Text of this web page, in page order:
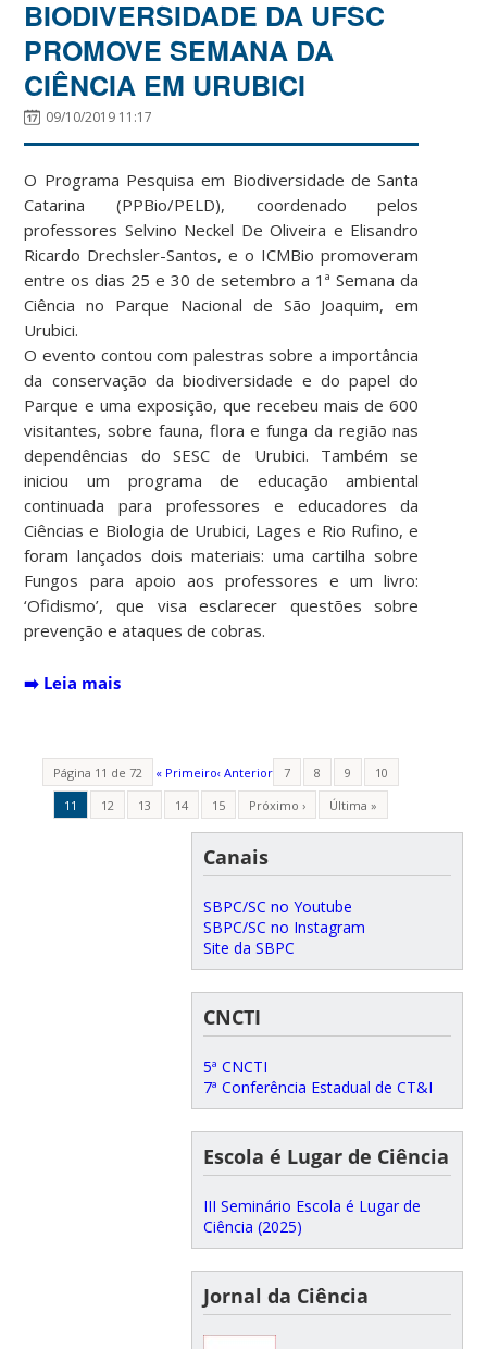
BIODIVERSIDADE DA UFSC
PROMOVE SEMANA DA
CIÊNCIA EM URUBICI
09/10/2019 11:17
O Programa Pesquisa em Biodiversidade de Santa
Catarina (PPBio/PELD), coordenado pelos
professores Selvino Neckel De Oliveira e Elisandro
Ricardo Drechsler-Santos, e o ICMBio promoveram
entre os dias 25 e 30 de setembro a 1ª Semana da
Ciência no Parque Nacional de São Joaquim, em
Urubici.
O evento contou com palestras sobre a importância
da conservação da biodiversidade e do papel do
Parque e uma exposição, que recebeu mais de 600
visitantes, sobre fauna, flora e funga da região nas
dependências do SESC de Urubici. Também se
iniciou um programa de educação ambiental
continuada para professores e educadores da
Ciências e Biologia de Urubici, Lages e Rio Rufino, e
foram lançados dois materiais: uma cartilha sobre
Fungos para apoio aos professores e um livro:
‘Ofidismo’, que visa esclarecer questões sobre
prevenção e ataques de cobras.
➡️ Leia mais
Página 11 de 72 « Primeiro‹ Anterior 7 8 9
10
11
12 13 14 15 Próximo › Última »
Canais
SBPC/SC no Youtube
SBPC/SC no Instagram
Site da SBPC
CNCTI
5ª CNCTI
7ª Conferência Estadual de CT&I
Escola é Lugar de Ciência
III Seminário Escola é Lugar de
Ciência (2025)
Jornal da Ciência